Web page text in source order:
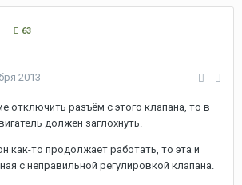
63
2013
отключить разъём с этого клапана, то в
должен заглохнуть.
как-то продолжает работать, то эта и
с неправильной регулировкой клапана.